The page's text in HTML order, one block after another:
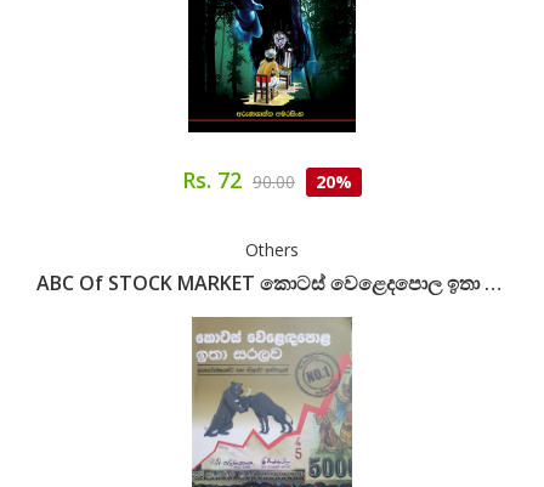
Rs. 72 90.00 20%
Others
ABC Of STOCK MARKET කොටස් වෙළෙදපොල ඉතා සරලව